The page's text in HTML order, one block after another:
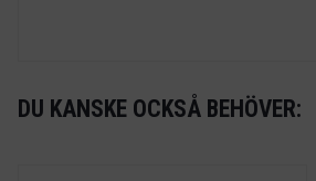
DU KANSKE OCKSÅ BEHÖVER: